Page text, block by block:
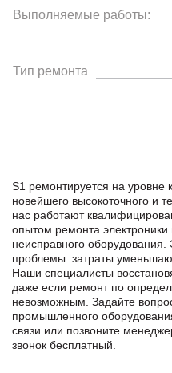
Выполняемые работы:
Тип ремонта
S1 ремонтируется на
новейшего высокоточного и
нас работают
опытом ремонта электроники
неисправного
проблемы: затраты
Наши специалисты
даже если ремонт по
невозможным. Задайте
промышленного
связи или позвоните
звонок бесплатный.